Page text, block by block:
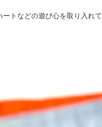
トなどの遊び心を取り入れて